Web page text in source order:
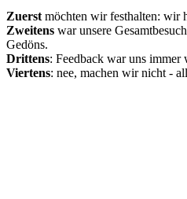
Zuerst möchten wir festhalten: wir
Zweitens war unsere
Gedöns.
Drittens: Feedback war uns
Viertens: nee, machen wir nicht -